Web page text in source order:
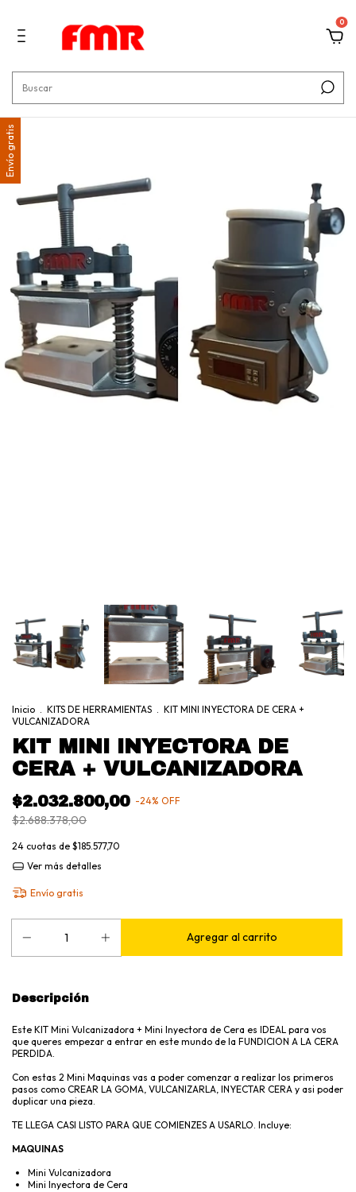
0
Envío gratis
Inicio . KITS DE HERRAMIENTAS . KIT MINI INYECTORA DE CERA +
VULCANIZADORA
KIT MINI INYECTORA DE
CERA + VULCANIZADORA
$2.032.800,00 -24% OFF
$2.688.378,00
24 cuotas de $185.577,70
Ver más detalles
Envío gratis
Descripción
Este KIT Mini Vulcanizadora + Mini Inyectora de Cera es IDEAL para vos
que queres empezar a entrar en este mundo de la FUNDICION A LA CERA
PERDIDA.
Con estas 2 Mini Maquinas vas a poder comenzar a realizar los primeros
pasos como CREAR LA GOMA, VULCANIZARLA, INYECTAR CERA y asi poder
duplicar una pieza.
TE LLEGA CASI LISTO PARA QUE COMIENZES A USARLO. Incluye:
MAQUINAS
Mini Vulcanizadora
Mini Inyectora de Cera